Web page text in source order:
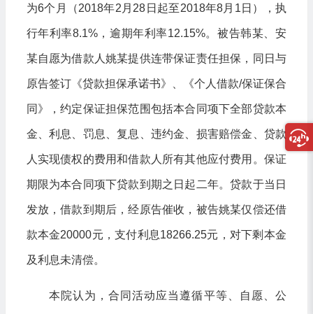
为6个月（2018年2月28日起至2018年8月1日），执
行年利率8.1%，逾期年利率12.15%。被告韩某、安
某自愿为借款人姚某提供连带保证责任担保，同日与
原告签订《贷款担保承诺书》、《个人借款/保证保合
同》，约定保证担保范围包括本合同项下全部贷款本
金、利息、罚息、复息、违约金、损害赔偿金、贷款
人实现债权的费用和借款人所有其他应付费用。保证
期限为本合同项下贷款到期之日起二年。贷款于当日
发放，借款到期后，经原告催收，被告姚某仅偿还借
款本金20000元，支付利息18266.25元，对下剩本金
及利息未清偿。
本院认为，合同活动应当遵循平等、自愿、公